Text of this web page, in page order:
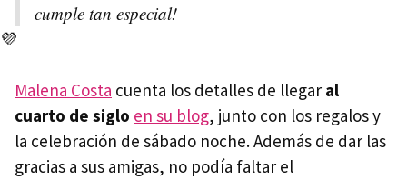
cumple tan especial!
💜
Malena Costa cuenta los detalles de llegar al
cuarto de siglo en su blog, junto con los regalos y
la celebración de sábado noche. Además de dar las
gracias a sus amigas, no podía faltar el